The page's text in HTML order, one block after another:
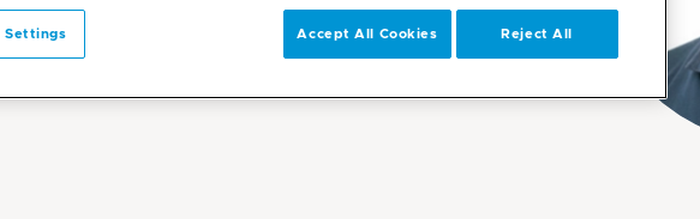
Settings Reject All
Accept All Cookies